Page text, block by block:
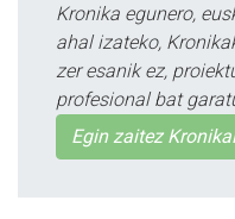
Kronika egunero,
ahal izateko,
zer esanik ez,
profesional bat
Egin zaitez